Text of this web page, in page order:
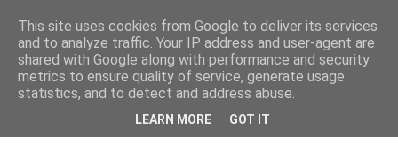
This site uses cookies from Google to deliver its services
and to analyze traffic. Your IP address and user-agent are
shared with Google along with performance and security
metrics to ensure quality of service, generate usage
statistics, and to detect and address abuse.
LEARN MORE GOT IT